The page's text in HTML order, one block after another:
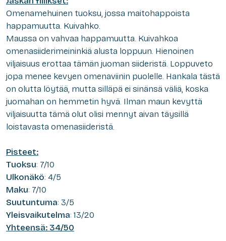
Omenamehuinen tuoksu, jossa maitohappoista
happamuutta. Kuivahko.
Maussa on vahvaa happamuutta. Kuivahkoa
omenasiiderimeininkiä alusta loppuun. Hienoinen
viljaisuus erottaa tämän juoman siideristä. Loppuveto
jopa menee kevyen omenaviinin puolelle. Hankala tästä
on olutta löytää, mutta silläpä ei sinänsä väliä, koska
juomahan on hemmetin hyvä. Ilman maun kevyttä
viljaisuutta tämä olut olisi mennyt aivan täysillä
loistavasta omenasiideristä.
Pisteet:
Tuoksu: 7/10
Ulkonäkö: 4/5
Maku: 7/10
Suutuntuma: 3/5
Yleisvaikutelma: 13/20
Yhteensä: 34/50